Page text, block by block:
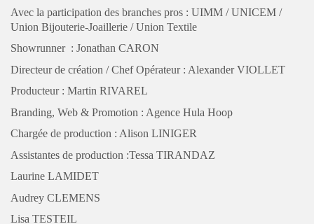
Avec la participation des branches pros : UIMM / UNICEM /
Union Bijouterie-Joaillerie / Union Textile
Showrunner : Jonathan CARON
Directeur de création / Chef Opérateur : Alexander VIOLLET
Producteur : Martin RIVAREL
Branding, Web & Promotion : Agence Hula Hoop
Chargée de production : Alison LINIGER
Assistantes de production :Tessa TIRANDAZ
Laurine LAMIDET
Audrey CLEMENS
Lisa TESTEIL
PARIS
56 Rue de la Verrerie 75004 Paris